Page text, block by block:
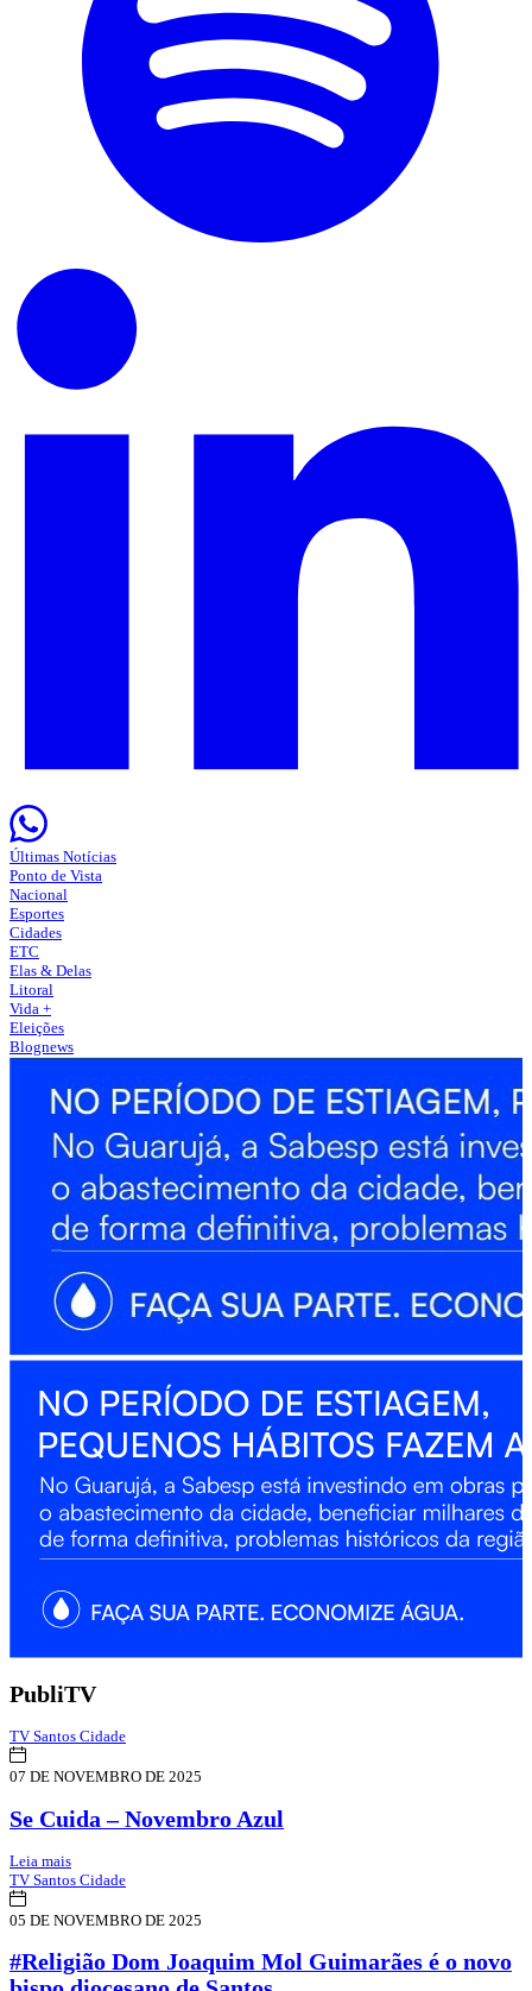
Últimas Notícias
Ponto de Vista
Nacional
Esportes
Cidades
ETC
Elas & Delas
Litoral
Vida +
Eleições
Blognews
PubliTV
TV Santos Cidade
07 DE NOVEMBRO DE 2025
Se Cuida – Novembro Azul
Leia mais
TV Santos Cidade
05 DE NOVEMBRO DE 2025
#Religião Dom Joaquim Mol Guimarães é o novo